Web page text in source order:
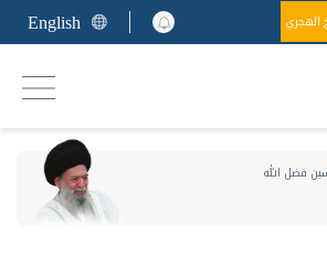
الهجري English
فضل الله